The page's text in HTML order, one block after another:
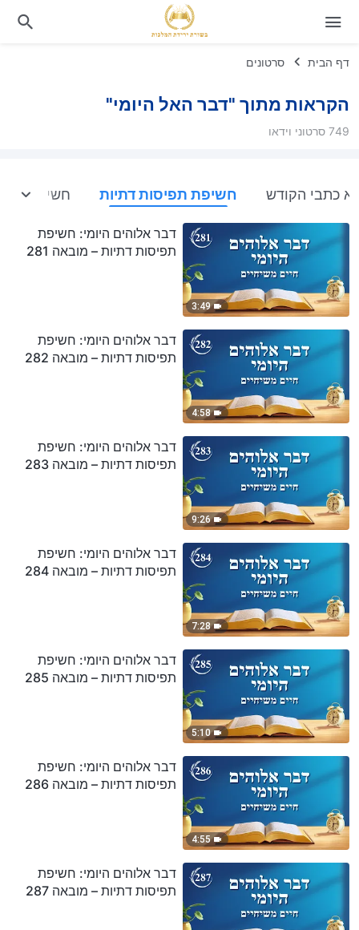
דף הבית סרטונים
הקראות מתוך "דבר האל היומי"
749 סרטוני וידאו
כתבי הקודש חשיפת תפיסות דתיות חשיפת
3:49
דבר אלוהים היומי: חשיפת
תפיסות דתיות – מובאה 281
4:58
דבר אלוהים היומי: חשיפת
תפיסות דתיות – מובאה 282
9:26
דבר אלוהים היומי: חשיפת
תפיסות דתיות – מובאה 283
7:28
דבר אלוהים היומי: חשיפת
תפיסות דתיות – מובאה 284
5:10
דבר אלוהים היומי: חשיפת
תפיסות דתיות – מובאה 285
4:55
דבר אלוהים היומי: חשיפת
תפיסות דתיות – מובאה 286
דבר אלוהים היומי: חשיפת
תפיסות דתיות – מובאה 287